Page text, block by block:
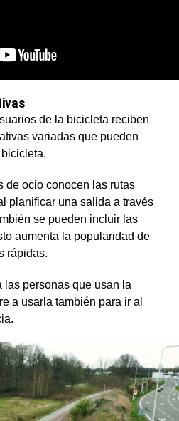
de la bicicleta reciben
variadas que pueden
de ocio conocen las rutas
planificar una salida a través
se pueden incluir las
aumenta la popularidad de
rápidas.
las personas que usan la
a usarla también para ir al